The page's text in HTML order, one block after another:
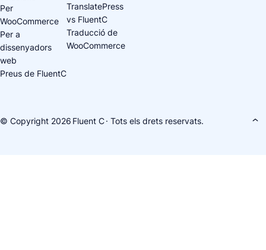
Per
WooCommerce
Per a
dissenyadors
web
Preus de FluentC
TranslatePress
vs FluentC
Traducció de
WooCommerce
© Copyright 2026 Fluent C· Tots els drets reservats.